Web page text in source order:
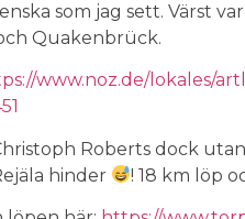
som jag sett. Värst
Quakenbrück.
www.noz.de/lokales/
Roberts dock
hinder
! 18 km löp